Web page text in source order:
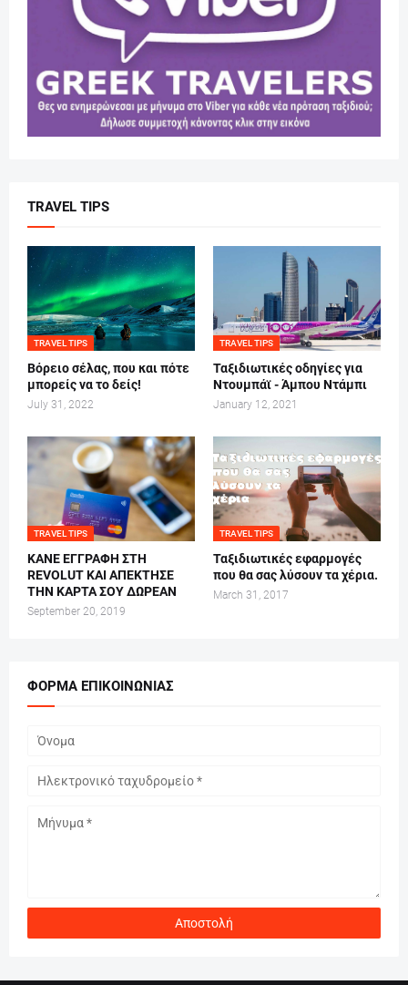
TRAVEL TIPS
TRAVEL TIPS
Βόρειο σέλας, που και πότε
μπορείς να το δείς!
July 31, 2022
TRAVEL TIPS
Ταξιδιωτικές οδηγίες για
Ντουμπάϊ - Άμπου Ντάμπι
January 12, 2021
TRAVEL TIPS
ΚΑΝΕ ΕΓΓΡΑΦΗ ΣΤΗ
REVOLUT ΚΑΙ ΑΠΕΚΤΗΣΕ
ΤΗΝ ΚΑΡΤΑ ΣΟΥ ΔΩΡΕΑΝ
September 20, 2019
TRAVEL TIPS
Ταξιδιωτικές εφαρμογές
που θα σας λύσουν τα χέρια.
March 31, 2017
ΦΌΡΜΑ ΕΠΙΚΟΙΝΩΝΊΑΣ